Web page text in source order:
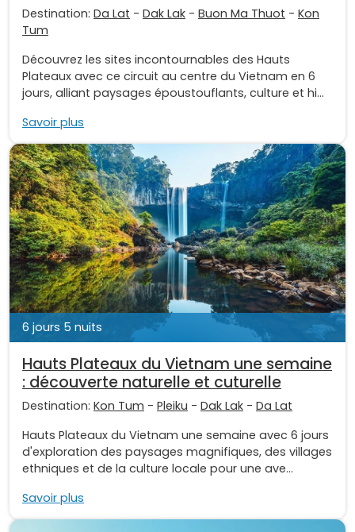
Destination: Da Lat - Dak Lak - Buon Ma Thuot - Kon
Tum
Découvrez les sites incontournables des Hauts
Plateaux avec ce circuit au centre du Vietnam en 6
jours, alliant paysages époustouflants, culture et hi...
Savoir plus
6 jours 5 nuits
Hauts Plateaux du Vietnam une semaine
: découverte naturelle et cuturelle
Destination: Kon Tum - Pleiku - Dak Lak - Da Lat
Hauts Plateaux du Vietnam une semaine avec 6 jours
d'exploration des paysages magnifiques, des villages
ethniques et de la culture locale pour une ave...
Savoir plus